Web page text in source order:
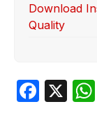
Download
Quality
F
X